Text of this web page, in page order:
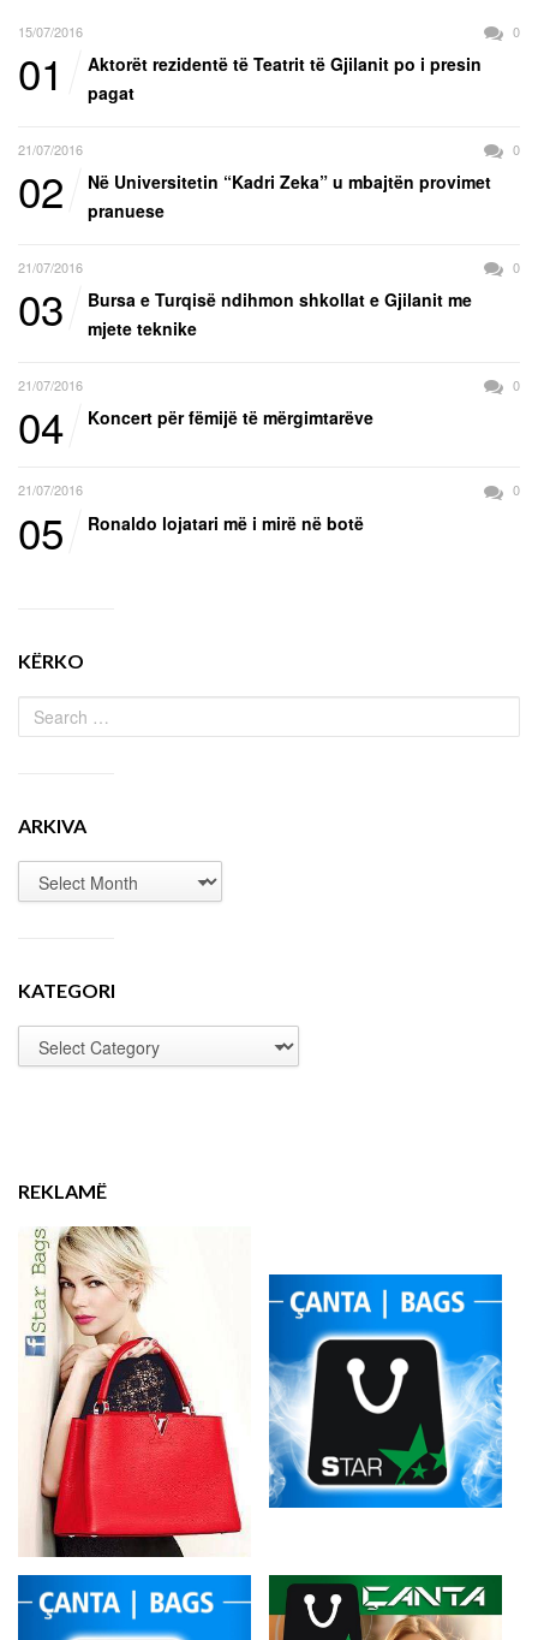
15/07/2016 0
01
Aktorët rezidentë të Teatrit të Gjilanit po i presin
pagat
21/07/2016 0
02
Në Universitetin “Kadri Zeka” u mbajtën provimet
pranuese
21/07/2016 0
03
Bursa e Turqisë ndihmon shkollat e Gjilanit me
mjete teknike
21/07/2016 0
04 Koncert për fëmijë të mërgimtarëve
21/07/2016 0
05 Ronaldo lojatari më i mirë në botë
KËRKO
ARKIVA
KATEGORI
REKLAMË